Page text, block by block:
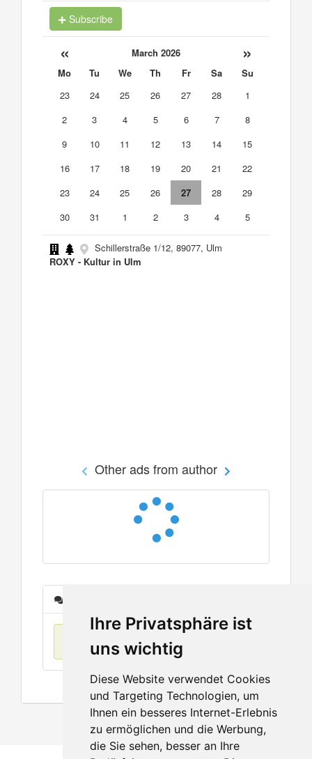
Ihre Privatsphäre ist
uns wichtig
Diese Website verwendet Cookies
und Targeting Technologien, um
Ihnen ein besseres Internet-Erlebnis
zu ermöglichen und die Werbung,
die Sie sehen, besser an Ihre
Subscribe
« March 2026 »
Mo Tu We Th Fr Sa
Su
23
24 25 26 27 28
1
2
3 4 5 6 7
8
9
10 11 12 13 14
15
16
17 18 19 20 21
22
23
24 25 26 27 28
29
30
31 1 2 3 4 5
Schillerstraße 1/12, 89077, Ulm
ROXY - Kultur in Ulm
Other ads from author
No items found